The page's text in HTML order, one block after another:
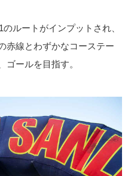
ルートがインプットされ、
赤線とわずかなコーステー
ゴールを目指す。